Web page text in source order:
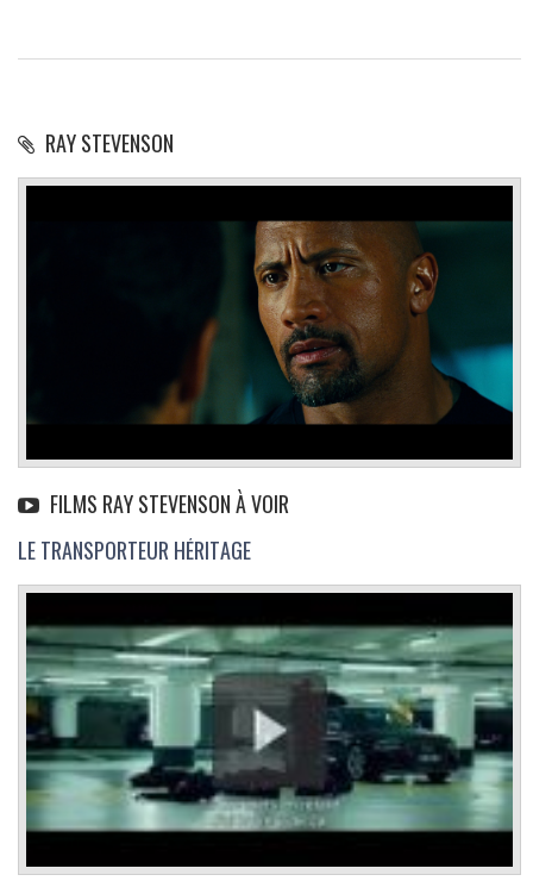
RAY STEVENSON
FILMS RAY STEVENSON À VOIR
LE TRANSPORTEUR HÉRITAGE